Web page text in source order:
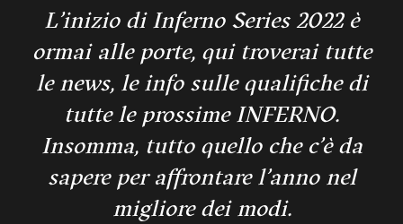
L’inizio di Inferno Series 2022 è
ormai alle porte, qui troverai tutte
le news, le info sulle qualifiche di
tutte le prossime INFERNO.
Insomma, tutto quello che c’è da
sapere per affrontare l’anno nel
migliore dei modi.